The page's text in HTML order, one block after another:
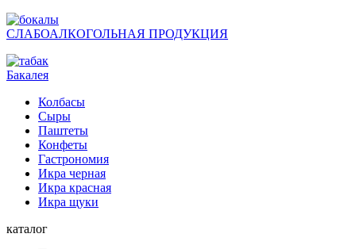
СЛАБОАЛКОГОЛЬНАЯ ПРОДУКЦИЯ
Бакалея
Колбасы
Сыры
Паштеты
Конфеты
Гастрономия
Икра черная
Икра красная
Икра щуки
каталог